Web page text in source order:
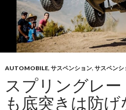
AUTOMOBILE, サスペンション, サスペンシ
スプリングレ
も底突きは防